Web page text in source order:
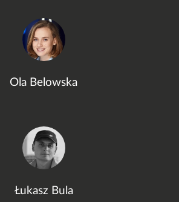
Ola Belowska
Łukasz Bula